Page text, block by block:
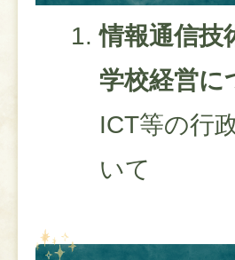
情報通信技
学校経営に
ICT等の行
いて